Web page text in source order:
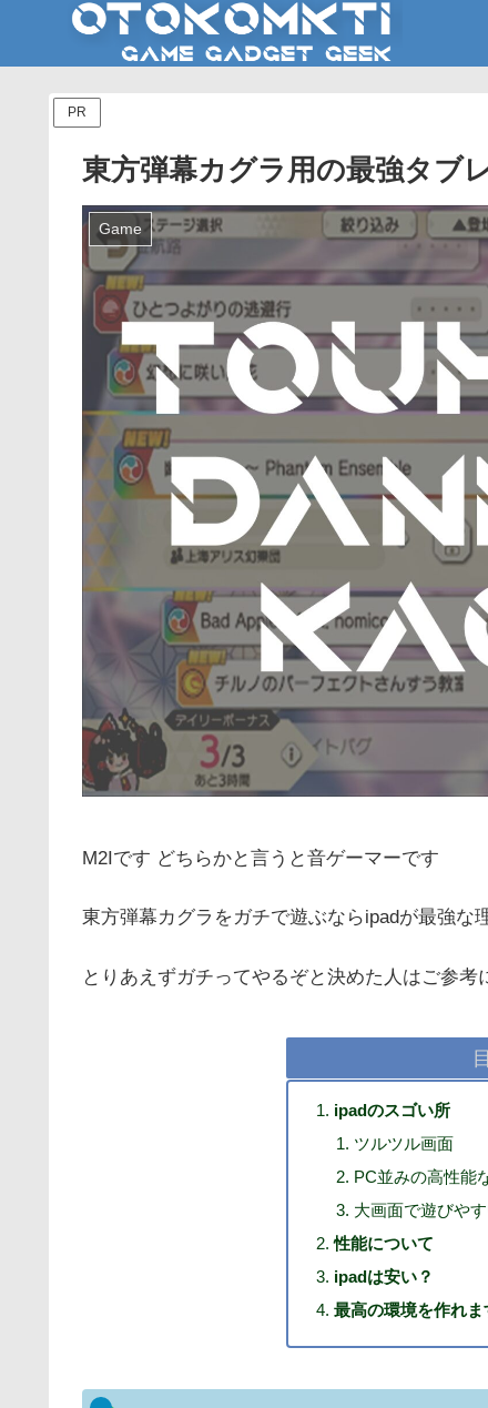
PR
東方弾幕カグラ用の最強タブ
Game
M2Iです どちらかと言うと音ゲーマーです
東方弾幕カグラをガチで遊ぶならipadが最強な
とりあえずガチってやるぞと決めた人はご参考
ipadのスゴい所
ツルツル画面
PC並みの高性能
大画面で遊びや
性能について
ipadは安い？
最高の環境を作れま